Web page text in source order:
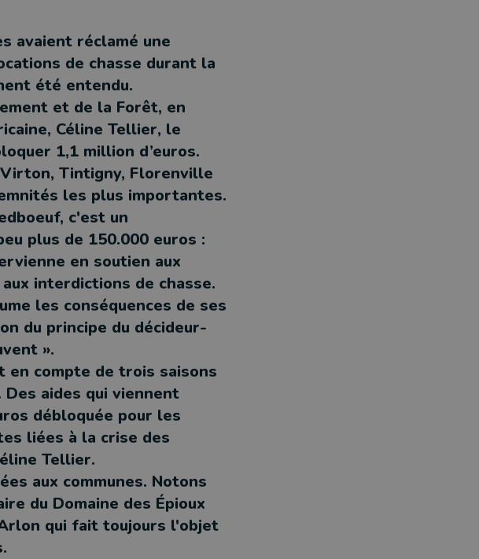
avaient réclamé une
de chasse durant la
été entendu.
et de la Forêt, en
Céline Tellier, le
1,1 million d’euros.
Virton, Tintigny, Florenville
les plus importantes.
c'est un
plus de 150.000 euros :
en soutien aux
interdictions de chasse.
les conséquences de ses
du principe du décideur-
».
en compte de trois saisons
Des aides qui viennent
débloquée pour les
liées à la crise des
Tellier.
aux communes. Notons
du Domaine des Épioux
qui fait toujours l'objet